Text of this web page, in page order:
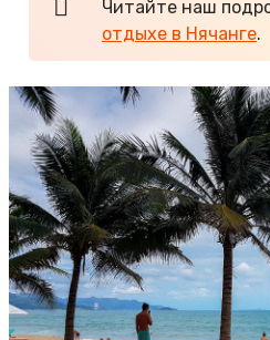
Читайте наш
отдыхе в Нячанге.